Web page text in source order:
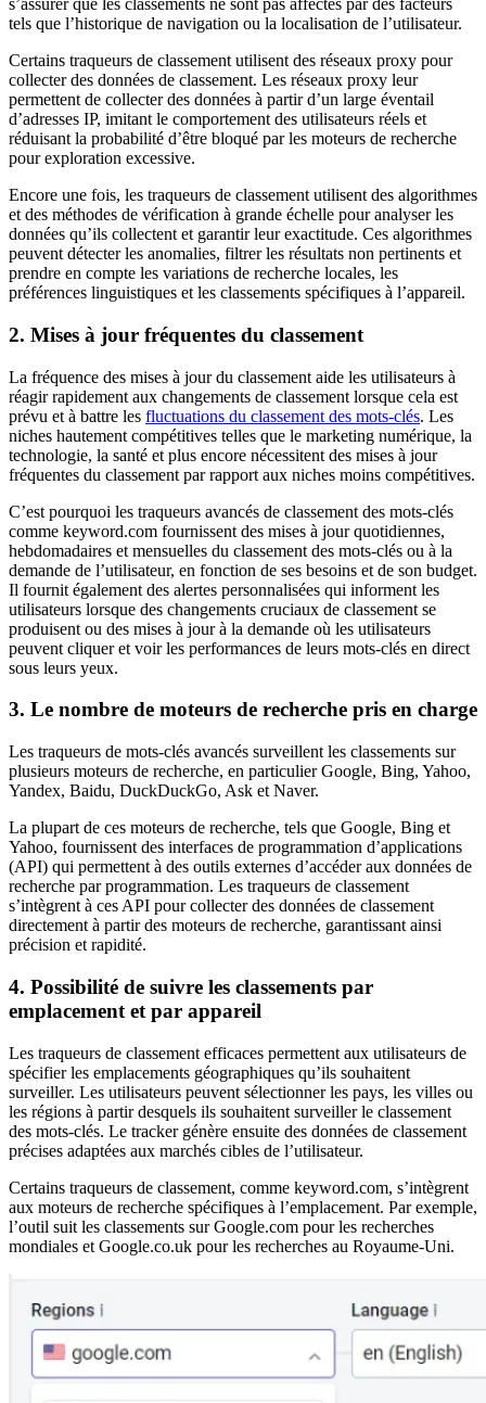
s’assurer que les classements ne sont pas affectés par des facteurs
tels que l’historique de navigation ou la localisation de l’utilisateur.
Certains traqueurs de classement utilisent des réseaux proxy pour
collecter des données de classement. Les réseaux proxy leur
permettent de collecter des données à partir d’un large éventail
d’adresses IP, imitant le comportement des utilisateurs réels et
réduisant la probabilité d’être bloqué par les moteurs de recherche
pour exploration excessive.
Encore une fois, les traqueurs de classement utilisent des algorithmes
et des méthodes de vérification à grande échelle pour analyser les
données qu’ils collectent et garantir leur exactitude. Ces algorithmes
peuvent détecter les anomalies, filtrer les résultats non pertinents et
prendre en compte les variations de recherche locales, les
préférences linguistiques et les classements spécifiques à l’appareil.
2. Mises à jour fréquentes du classement
La fréquence des mises à jour du classement aide les utilisateurs à
réagir rapidement aux changements de classement lorsque cela est
prévu et à battre les fluctuations du classement des mots-clés. Les
niches hautement compétitives telles que le marketing numérique, la
technologie, la santé et plus encore nécessitent des mises à jour
fréquentes du classement par rapport aux niches moins compétitives.
C’est pourquoi les traqueurs avancés de classement des mots-clés
comme keyword.com fournissent des mises à jour quotidiennes,
hebdomadaires et mensuelles du classement des mots-clés ou à la
demande de l’utilisateur, en fonction de ses besoins et de son budget.
Il fournit également des alertes personnalisées qui informent les
utilisateurs lorsque des changements cruciaux de classement se
produisent ou des mises à jour à la demande où les utilisateurs
peuvent cliquer et voir les performances de leurs mots-clés en direct
sous leurs yeux.
3. Le nombre de moteurs de recherche pris en charge
Les traqueurs de mots-clés avancés surveillent les classements sur
plusieurs moteurs de recherche, en particulier Google, Bing, Yahoo,
Yandex, Baidu, DuckDuckGo, Ask et Naver.
La plupart de ces moteurs de recherche, tels que Google, Bing et
Yahoo, fournissent des interfaces de programmation d’applications
(API) qui permettent à des outils externes d’accéder aux données de
recherche par programmation. Les traqueurs de classement
s’intègrent à ces API pour collecter des données de classement
directement à partir des moteurs de recherche, garantissant ainsi
précision et rapidité.
4. Possibilité de suivre les classements par
emplacement et par appareil
Les traqueurs de classement efficaces permettent aux utilisateurs de
spécifier les emplacements géographiques qu’ils souhaitent
surveiller. Les utilisateurs peuvent sélectionner les pays, les villes ou
les régions à partir desquels ils souhaitent surveiller le classement
des mots-clés. Le tracker génère ensuite des données de classement
précises adaptées aux marchés cibles de l’utilisateur.
Certains traqueurs de classement, comme keyword.com, s’intègrent
aux moteurs de recherche spécifiques à l’emplacement. Par exemple,
l’outil suit les classements sur Google.com pour les recherches
mondiales et Google.co.uk pour les recherches au Royaume-Uni.